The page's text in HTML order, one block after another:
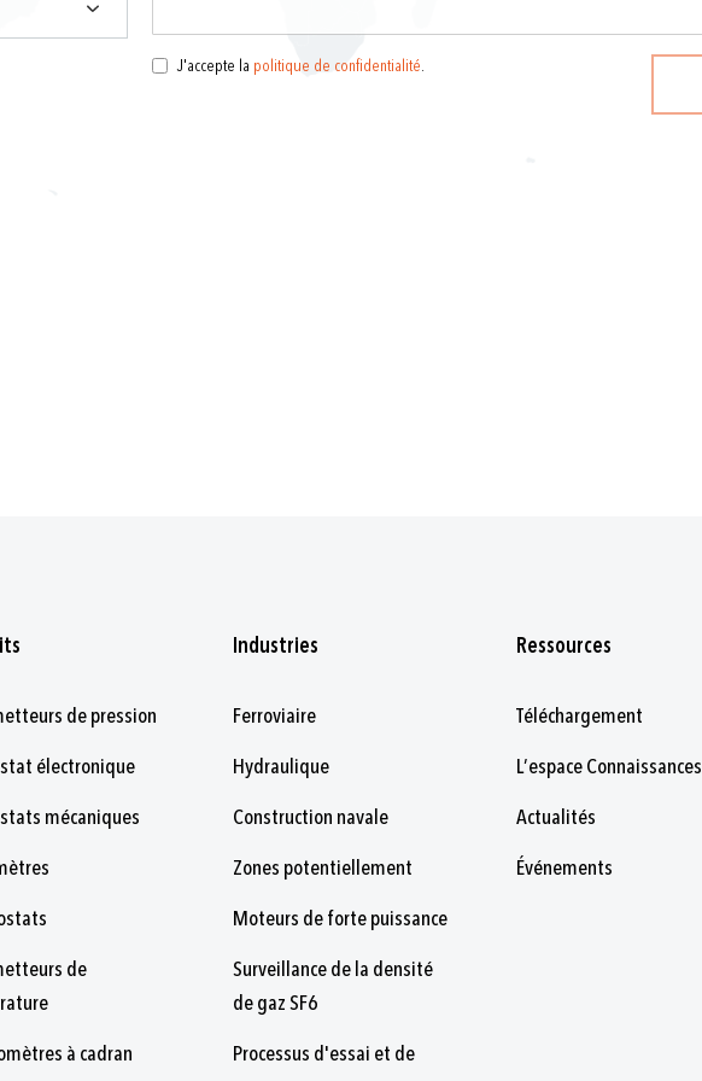
J'accepte la politique de confidentialité.
de pression
électronique
mécaniques
de
à cadran
Industries
Ferroviaire
Hydraulique
Construction navale
Zones potentiellement
Moteurs de forte puissance
Surveillance de la densité
de gaz SF6
Processus d'essai et de
Ressources
Téléchargement
L’espace Connaissances
Actualités
Événements